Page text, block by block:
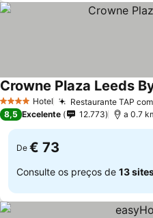
4 EstrelasHotel Restaurante TAP
Crowne Plaza Leeds
8,5 Excelente 12.773 a 0.7
De € 73
Consulte os preços de 13